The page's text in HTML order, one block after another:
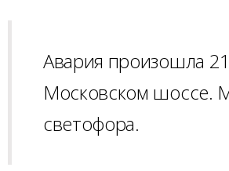
Авария произошла
Московском шоссе.
светофора.